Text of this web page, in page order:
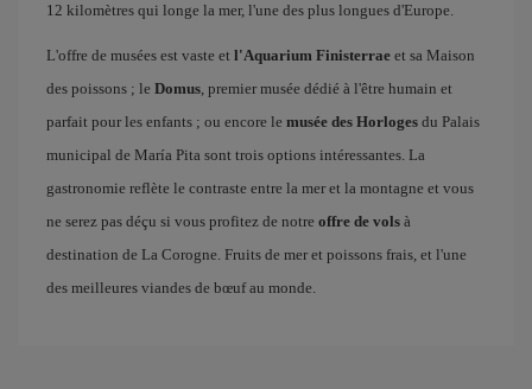
12 kilomètres qui longe la mer, l'une des plus longues d'Europe.
L'offre de musées est vaste et l'Aquarium Finisterrae et sa Maison
des poissons ; le Domus, premier musée dédié à l'être humain et
parfait pour les enfants ; ou encore le musée des Horloges du Palais
municipal de María Pita sont trois options intéressantes. La
gastronomie reflète le contraste entre la mer et la montagne et vous
ne serez pas déçu si vous profitez de notre offre de vols à
destination de La Corogne. Fruits de mer et poissons frais, et l'une
des meilleures viandes de bœuf au monde.